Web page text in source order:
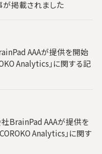
が掲載されました
AAAが提供を開始
Analytics」に関する記
社BrainPad AAAが提供を
Analytics」に関す